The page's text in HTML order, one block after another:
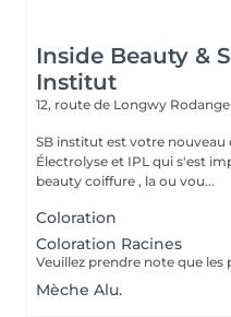
Inside Beauty &
Institut
12, route de Longwy
SB institut est votre
Électrolyse et IPL qui s'est
beauty coiffure , la ou vou...
Coloration
Coloration Racines
Mèche Alu.